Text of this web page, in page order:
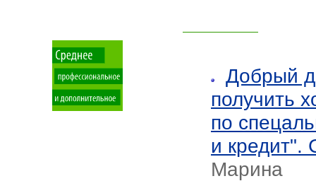
Добрый
получить
по
и кредит".
Марина